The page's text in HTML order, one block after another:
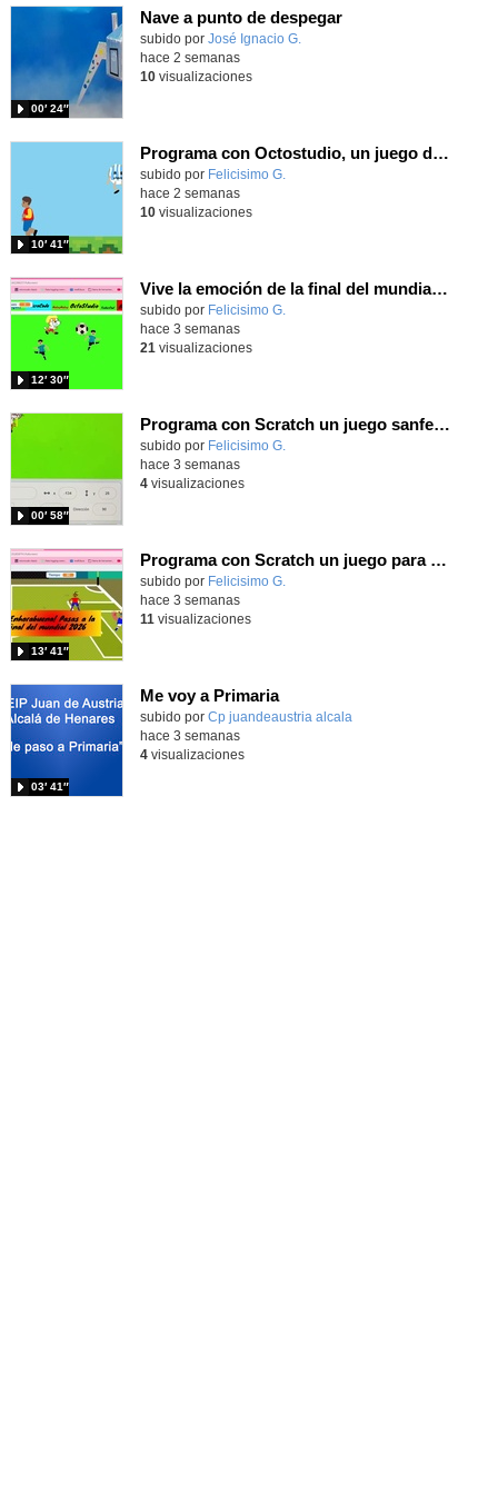
Nave a punto de despegar
Contenido educativo.
subido por José Ignacio G.
00′ 24″
hace 2 semanas
10visualizaciones
Programa con Octostudio, un juego de 4 personajes ganando la copa del mundo saltando y esquivando rivales.
Contenido educativo.
subido por Felicisimo G.
10′ 41″
hace 2 semanas
10visualizaciones
Vive la emoción de la final del mundial programando con Scratch, un juego de toques y esquivar contrarios
Contenido educativo.
subido por Felicisimo G.
12′ 30″
hace 3 semanas
21 visualizaciones
Programa con Scratch un juego sanferminero con Mikel Merino evitando toros y dando toques al balón.
Contenido educativo.
subido por Felicisimo G.
00′ 58″
hace 3 semanas
4visualizaciones
Programa con Scratch un juego para vivir la emoción de los centros desde la banda de España
Contenido educativo.
subido por Felicisimo G.
13′ 41″
hace 3 semanas
11 visualizaciones
Me voy a Primaria
Contenido educativo.
subido por Cp juandeaustria alcala
03′ 41″
hace 3 semanas
4visualizaciones